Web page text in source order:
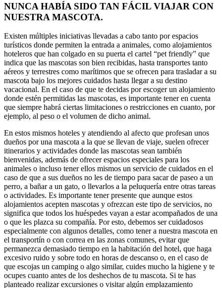
NUNCA HABÍA SIDO TAN FÁCIL VIAJAR CON
NUESTRA MASCOTA.
Existen múltiples iniciativas llevadas a cabo tanto por espacios
turísticos donde permiten la entrada a animales, como alojamientos
hoteleros que han colgado en su puerta el cartel “pet friendly” que
indica que las mascotas son bien recibidas, hasta transportes tanto
aéreos y terrestres como marítimos que se ofrecen para trasladar a su
mascota bajo los mejores cuidados hasta llegar a su destino
vacacional. En el caso de que te decidas por escoger un alojamiento
donde estén permitidas las mascotas, es importante tener en cuenta
que siempre habrá ciertas limitaciones o restricciones en cuanto, por
ejemplo, al peso o el volumen de dicho animal.
En estos mismos hoteles y atendiendo al afecto que profesan unos
dueños por una mascota a la que se llevan de viaje, suelen ofrecer
itinerarios y actividades donde las mascotas sean también
bienvenidas, además de ofrecer espacios especiales para los
animales o incluso tener ellos mismos un servicio de cuidados en el
caso de que a sus dueños no les de tiempo para sacar de paseo a un
perro, a bañar a un gato, o llevarlos a la peluquería entre otras tareas
o actividades. Es importante tener presente que aunque estos
alojamientos acepten mascotas y ofrezcan este tipo de servicios, no
significa que todos los huéspedes vayan a estar acompañados de una
o que les plazca su compañía. Por esto, debemos ser cuidadosos
especialmente con algunos detalles, como tener a nuestra mascota en
el transportín o con correa en las zonas comunes, evitar que
permanezca demasiado tiempo en la habitación del hotel, que haga
excesivo ruido y sobre todo en horas de descanso o, en el caso de
que escojas un camping o algo similar, cuides mucho la higiene y te
ocupes cuanto antes de los deshechos de tu mascota. Si te has
planteado realizar excursiones o visitar algún emplazamiento